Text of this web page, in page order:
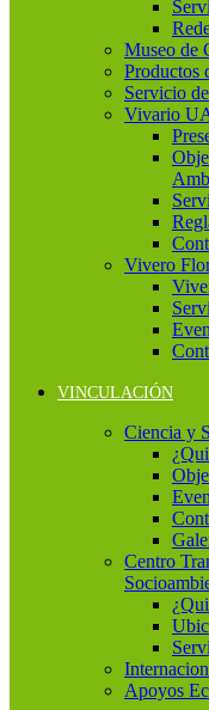
Museo de
Productos
Servicio
Vivario
Vivero
VINCULACIÓN
Ciencia y
Centro
Apoyos